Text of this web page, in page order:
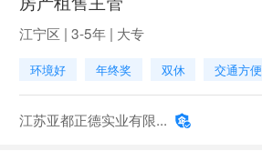
江宁区 | 3-5年 | 大专
环境好 年终奖 双休 交通方便
江苏亚都正德实业有限...